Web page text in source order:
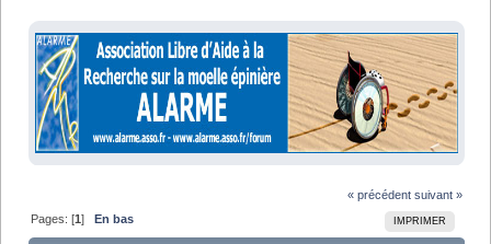
« précédent suivant »
IMPRIMER
Pages: [1] En bas